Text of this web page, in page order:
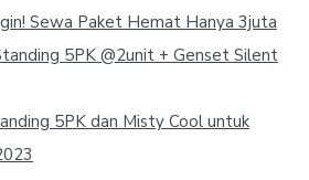
Sewa Paket Hemat Hanya 3juta
5PK @2unit + Genset Silent
5PK dan Misty Cool untuk